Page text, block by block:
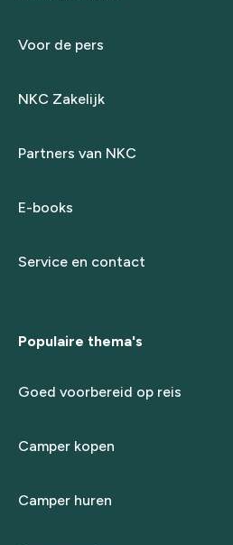
Voor de pers
NKC Zakelijk
Partners van NKC
E-books
Service en contact
Populaire thema's
Goed voorbereid op reis
Camper kopen
Camper huren